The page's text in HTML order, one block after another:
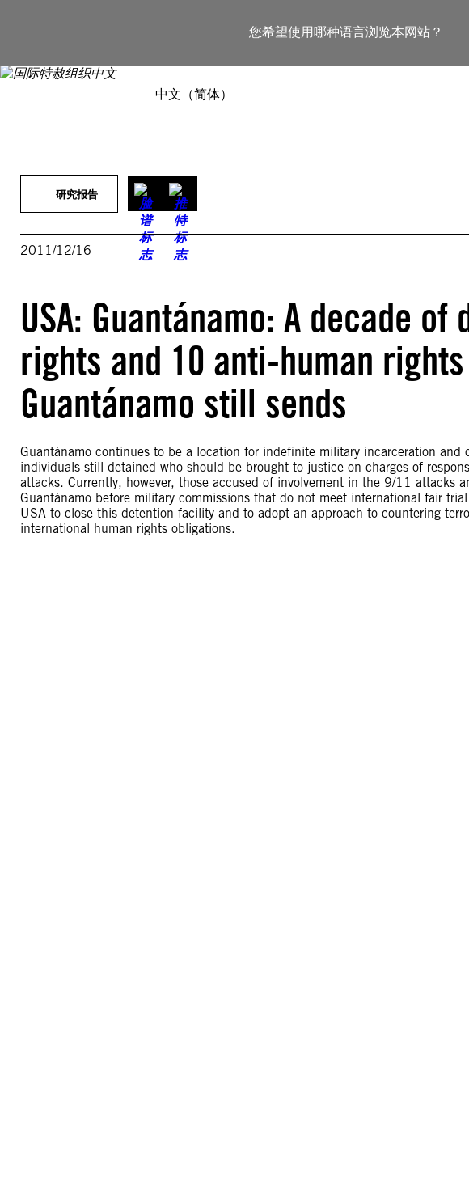
您希望使用哪种语言浏览本网站？
中文（简体）
研究报告
2011/12/16
USA: Guantánamo: A decade of
rights and 10 anti-human
Guantánamo still sends
Guantánamo continues to be a location for indefinite military incarceration and
individuals still detained who should be brought to justice on charges of
attacks. Currently, however, those accused of involvement in the 9/11 attacks
Guantánamo before military commissions that do not meet international fair
USA to close this detention facility and to adopt an approach to countering
international human rights obligations.